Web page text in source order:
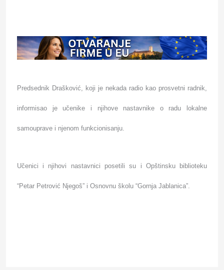
Predsednik Drašković, koji je nekada radio kao prosvetni radnik,
informisao je učenike i njihove nastavnike o radu lokalne
samouprave i njenom funkcionisanju.
Učenici i njihovi nastavnici posetili su i Opštinsku biblioteku
“Petar Petrović Njegoš” i Osnovnu školu “Gornja Jablanica”.